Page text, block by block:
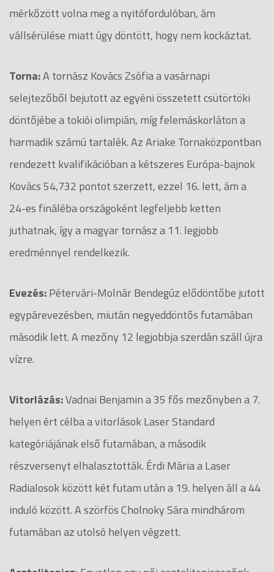
mérkőzött volna meg a nyitófordulóban, ám
vállsérülése miatt úgy döntött, hogy nem kockáztat.
Torna:A tornász Kovács Zsófia a vasárnapi
selejtezőből bejutott az egyéni összetett csütörtöki
döntőjébe a tokiói olimpián, míg felemáskorláton a
harmadik számú tartalék. Az Ariake Tornaközpontban
rendezett kvalifikációban a kétszeres Európa-bajnok
Kovács 54,732 pontot szerzett, ezzel 16. lett, ám a
24-es fináléba országoként legfeljebb ketten
juthatnak, így a magyar tornász a 11. legjobb
eredménnyel rendelkezik.
Evezés:Pétervári-Molnár Bendegúz elődöntőbe jutott
egypárevezésben, miután negyeddöntős futamában
második lett. A mezőny 12 legjobbja szerdán száll újra
vízre.
Vitorlázás:Vadnai Benjamin a 35 fős mezőnyben a 7.
helyen ért célba a vitorlások Laser Standard
kategóriájának első futamában, a második
részversenyt elhalasztották. Érdi Mária a Laser
Radialosok között két futam után a 19. helyen áll a 44
induló között. A szörfös Cholnoky Sára mindhárom
futamában az utolsó helyen végzett.